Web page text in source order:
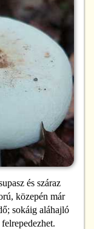
és száraz
közepén már
sokáig aláhajló